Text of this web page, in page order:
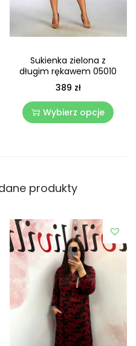
Sukienka zielona z
długim rękawem 05010
389 zł
Wybierz opcje
produkty